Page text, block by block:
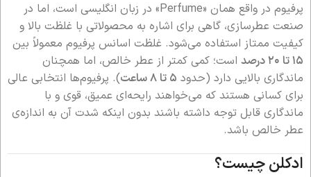
پرفیوم در واقع همان «Perfume» در زبان انگلیسی است، اما در
صنعت عطرسازی، گاهی برای اشاره به محصولاتی با غلظت بالا و
کیفیت ممتاز استفاده می‌شود. غلظت اسانس پرفیوم معمولاً بین
۱۵ تا ۲۰ درصد
است؛ کمی کمتر از عطر خالص، اما همچنان
ماندگاری بالایی دارد (حدود ۵ تا ۸ ساعت
). پرفیوم‌ها انتخابی عالی
برای کسانی هستند که می‌خواهند رایحه‌ای عمیق، قوی و با
ماندگاری قابل توجه داشته باشند بدون اینکه شدت آن به اندازه‌ی
عطر خالص باشد.
ادکلن چیست؟